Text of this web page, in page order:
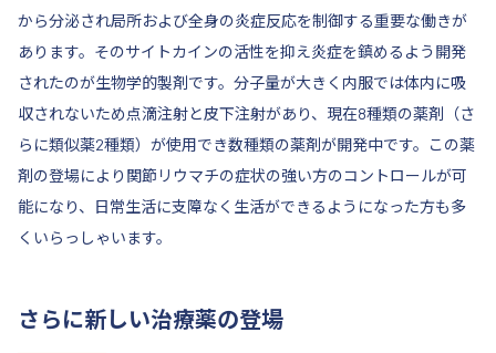
から分泌され局所および全身の炎症反応を制御する重要な働きが
あります。そのサイトカインの活性を抑え炎症を鎮めるよう開発
されたのが生物学的製剤です。分子量が大きく内服では体内に吸
収されないため点滴注射と皮下注射があり、現在8種類の薬剤（さ
らに類似薬2種類）が使用でき数種類の薬剤が開発中です。この薬
剤の登場により関節リウマチの症状の強い方のコントロールが可
能になり、日常生活に支障なく生活ができるようになった方も多
くいらっしゃいます。
さらに新しい治療薬の登場